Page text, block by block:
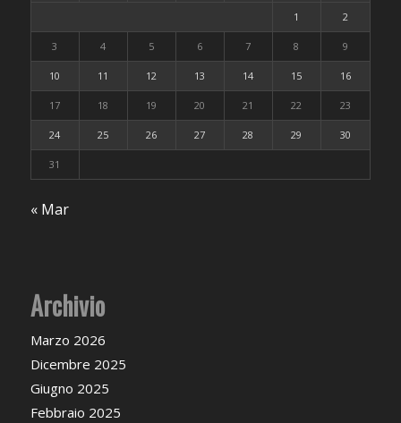
1 2
3 4 5 6 7 8 9
10 11 12 13 14 15 16
17 18 19 20 21 22 23
24 25 26 27 28 29 30
31
« Mar
Archivio
Marzo 2026
Dicembre 2025
Giugno 2025
Febbraio 2025